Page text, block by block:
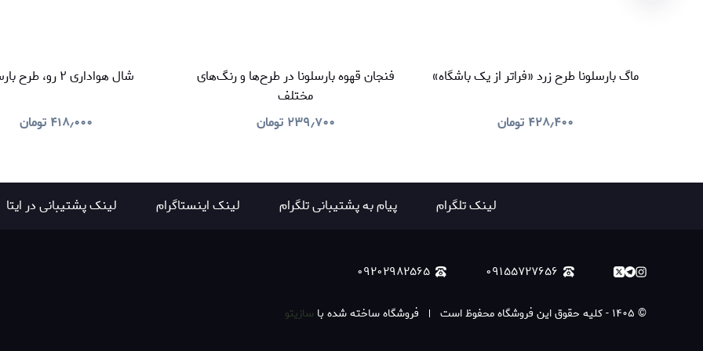
ماگ بارسلونا طرح زرد «فراتر از یک باشگاه»
۴۲۸٫۴۰۰ تومان
فنجان قهوه بارسلونا در طرح‌ها و رنگ‌های
مختلف
۲۳۹٫۷۰۰ تومان
شال هواداری ۲ رو، طرح بارسلونا
۴۱۸٫۰۰۰ تومان
لینک تلگرام پیام به پشتیبانی تلگرام لینک اینستاگرام لینک پشتیبانی در ایتا
۰۹۱۵۵۷۲۷۶۵۶ ۰۹۲۰۲۹۸۲۵۶۵
© ۱۴۰۵ -کلیه حقوق این فروشگاه محفوظ است فروشگاه ساخته شده با سازیتو